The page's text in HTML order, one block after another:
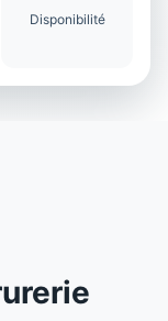
Disponibilité